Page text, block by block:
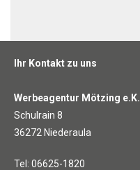
Ihr Kontakt zu uns
Werbeagentur Mötzing e.K.
Schulrain 8
36272 Niederaula
Tel: 06625-1820